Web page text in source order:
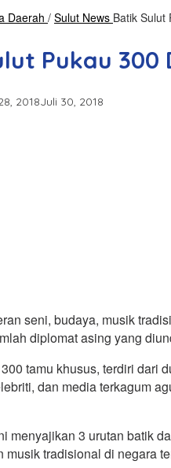
Daerah / Sulut News Batik Sulut
Pukau 300
2018Juli 30, 2018
seni, budaya, musik
diplomat asing yang
tamu khusus, terdiri dari
dan media terkagum
menyajikan 3 urutan batik
musik tradisional di negara